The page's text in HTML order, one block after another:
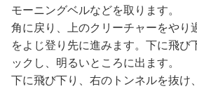
モーニングベルなどを取ります。
角に戻り、上のクリーチャーをやり
をよじ登り先に進みます。下に飛び
ックし、明るいところに出ます。
下に飛び下り、右のトンネルを抜け